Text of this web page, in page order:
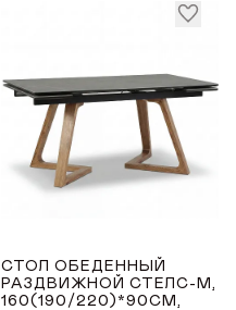
СТОЛ ОБЕДЕННЫЙ
РАЗДВИЖНОЙ СТЕЛС-М,
160(190/220)*90СМ,